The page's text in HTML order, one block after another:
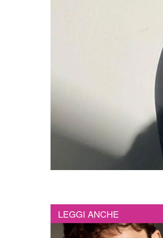
LEGGI ANCHE